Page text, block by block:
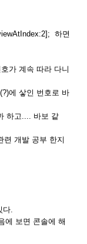
하면
가 계속 따라 다니
에 샇인 번호로 바
하고.... 바보 같
련 개발 공부 한지
다.
에 보면 콘솔에 해